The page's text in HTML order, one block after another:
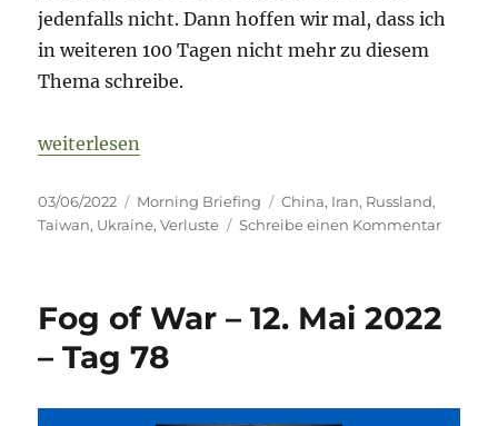
jedenfalls nicht. Dann hoffen wir mal, dass ich
in weiteren 100 Tagen nicht mehr zu diesem
Thema schreibe.
„Fog of War – 3. Juni 2022 – Tag 100“
weiterlesen
Veröffentlicht
am
03/06/2022 Kategorien
Morning Briefing Schlagwörter
China, Iran, Russland,
Taiwan, Ukraine,Verluste Schreibe einen Kommentarzu
–
Fog of War – 12. Mai 2022
– Tag 78